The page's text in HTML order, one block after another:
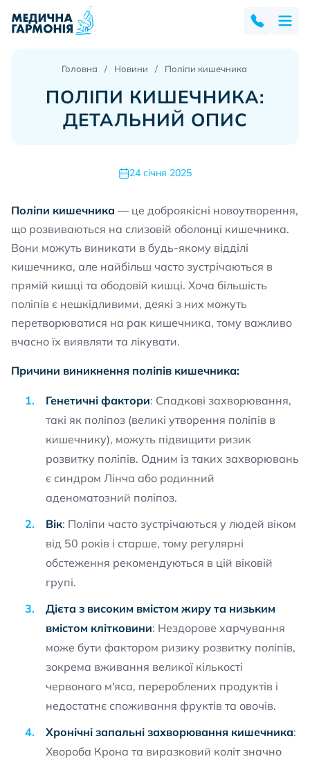
Головна Новини Поліпи кишечника
ПОЛІПИ КИШЕЧНИКА:
ДЕТАЛЬНИЙ ОПИС
24 січня 2025
Поліпи кишечника — це доброякісні новоутворення,
що розвиваються на слизовій оболонці кишечника.
Вони можуть виникати в будь-якому відділі
кишечника, але найбільш часто зустрічаються в
прямій кишці та ободовій кишці. Хоча більшість
поліпів є нешкідливими, деякі з них можуть
перетворюватися на рак кишечника, тому важливо
вчасно їх виявляти та лікувати.
Причини виникнення поліпів кишечника:
Генетичні фактори: Спадкові захворювання,
такі як поліпоз (великі утворення поліпів в
кишечнику), можуть підвищити ризик
розвитку поліпів. Одним із таких захворювань
є синдром Лінча або родинний
аденоматозний поліпоз.
Вік: Поліпи часто зустрічаються у людей віком
від 50 років і старше, тому регулярні
обстеження рекомендуються в цій віковій
групі.
Дієта з високим вмістом жиру та низьким
вмістом клітковини: Нездорове харчування
може бути фактором ризику розвитку поліпів,
зокрема вживання великої кількості
червоного м'яса, перероблених продуктів і
недостатнє споживання фруктів та овочів.
Хронічні запальні захворювання кишечника:
Хвороба Крона та виразковий коліт значно